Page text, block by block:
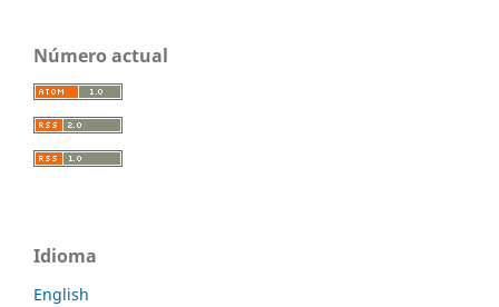
Número actual
Idioma
English